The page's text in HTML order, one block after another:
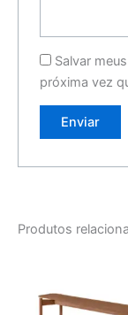
Salvar
próxima vez
Produtos